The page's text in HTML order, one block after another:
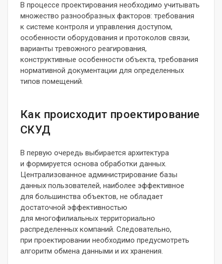
В процессе проектирования необходимо учитывать
множество разнообразных факторов: требования
к системе контроля и управления доступом,
особенности оборудования и протоколов связи,
варианты тревожного реагирования,
конструктивные особенности объекта, требования
нормативной документации для определенных
типов помещений.
Как происходит проектирование
СКУД
В первую очередь выбирается архитектура
и формируется основа обработки данных.
Централизованное администрирование базы
данных пользователей, наиболее эффективное
для большинства объектов, не обладает
достаточной эффективностью
для многофилиальных территориально
распределенных компаний. Следовательно,
при проектировании необходимо предусмотреть
алгоритм обмена данными и их хранения.